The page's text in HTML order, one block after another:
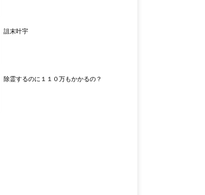
詛末叶宇
除霊するのに１１０万もかかるの？